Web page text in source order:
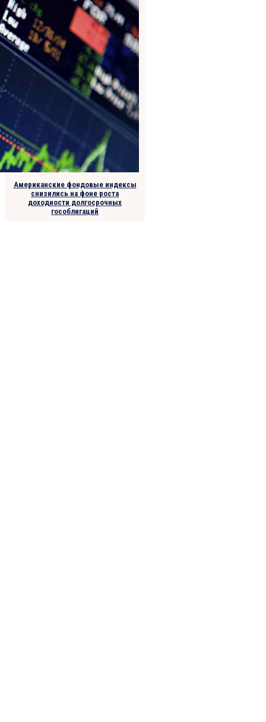
Американские фондовые индексы
снизились на фоне роста
доходности долгосрочных
гособлигаций